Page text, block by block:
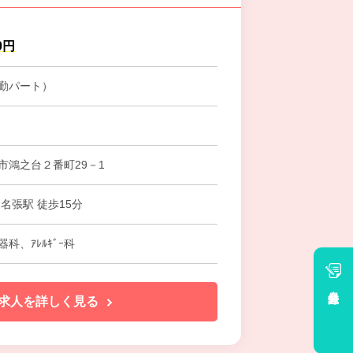
パート）
鴻之台２番町29－1
張駅 徒歩15分
科、ｱﾚﾙｷﾞｰ科
人を詳しく見る